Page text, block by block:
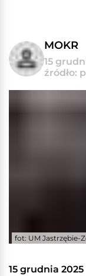
MOKR
15
źródło:
fot: UM Jastrzębie-
15 grudnia